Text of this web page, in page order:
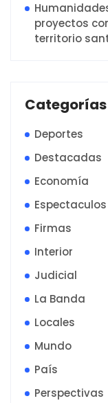
proyectos
territorio
Categorías
Deportes
Destacadas
Economía
Espectaculos
Firmas
Interior
Judicial
La Banda
Locales
Mundo
País
Perspectivas